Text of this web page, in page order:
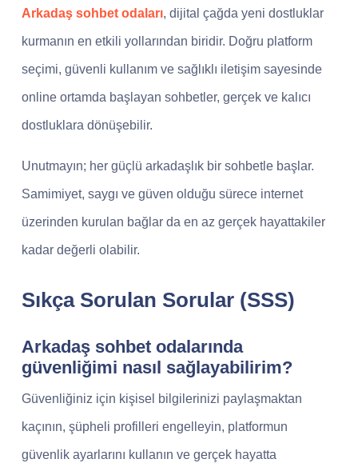
Arkadaş sohbet odaları, dijital çağda yeni dostluklar
kurmanın en etkili yollarından biridir. Doğru platform
seçimi, güvenli kullanım ve sağlıklı iletişim sayesinde
online ortamda başlayan sohbetler, gerçek ve kalıcı
dostluklara dönüşebilir.
Unutmayın; her güçlü arkadaşlık bir sohbetle başlar.
Samimiyet, saygı ve güven olduğu sürece internet
üzerinden kurulan bağlar da en az gerçek hayattakiler
kadar değerli olabilir.
Sıkça Sorulan Sorular (SSS)
Arkadaş sohbet odalarında
güvenliğimi nasıl sağlayabilirim?
Güvenliğiniz için kişisel bilgilerinizi paylaşmaktan
kaçının, şüpheli profilleri engelleyin, platformun
güvenlik ayarlarını kullanın ve gerçek hayatta